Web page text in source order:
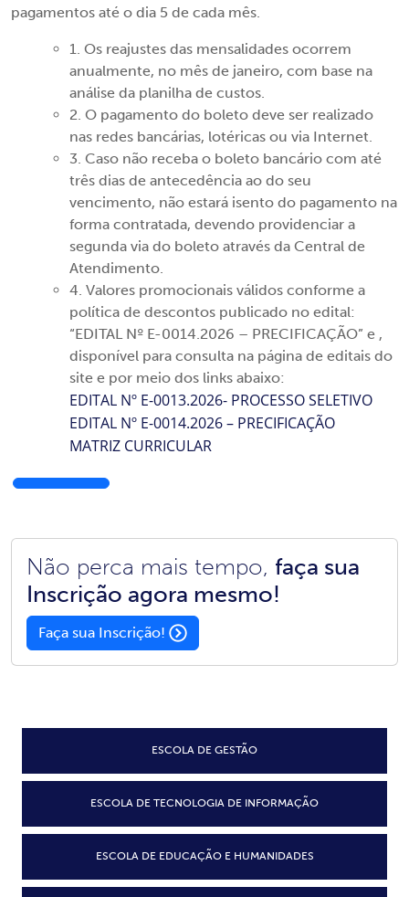
pagamentos até o dia 5 de cada mês.
1. Os reajustes das mensalidades ocorrem
anualmente, no mês de janeiro, com base na
análise da planilha de custos.
2. O pagamento do boleto deve ser realizado
nas redes bancárias, lotéricas ou via Internet.
3. Caso não receba o boleto bancário com até
três dias de antecedência ao do seu
vencimento, não estará isento do pagamento na
forma contratada, devendo providenciar a
segunda via do boleto através da Central de
Atendimento.
4. Valores promocionais válidos conforme a
política de descontos publicado no edital:
“EDITAL Nº E-0014.2026 – PRECIFICAÇÃO” e ,
disponível para consulta na página de editais do
site e por meio dos links abaixo:
EDITAL Nº E-0013.2026- PROCESSO SELETIVO
EDITAL Nº E-0014.2026 – PRECIFICAÇÃO
MATRIZ CURRICULAR
Não perca mais tempo, faça sua
Inscrição agora mesmo!
Faça sua Inscrição!
ESCOLA DE GESTÃO
ESCOLA DE TECNOLOGIA DE INFORMAÇÃO
ESCOLA DE EDUCAÇÃO E HUMANIDADES